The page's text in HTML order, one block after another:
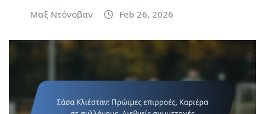
Μαξ Ντόνοβαν Feb 26, 2026